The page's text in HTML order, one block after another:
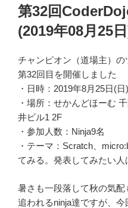
稿
日:
第32回
(2019年08月25
チャンピオン（道場主）
第32回目を開催しました
・日時：2019年8月25日(
・場所：せかんどほーむ
井ビル1 2F
・参加人数：Ninja9名
・テーマ：Scratch、
てみる。発表してみたい人
暑さも一段落して秋の気
追われるninja達ですが、